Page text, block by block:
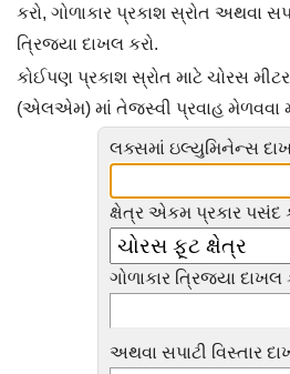
કરો, ગોળાકાર પ્રકાશ સ્રોત અથવા
ત્રિજ્યા દાખલ કરો.
કોઈપણ પ્રકાશ સ્રોત માટે ચોરસ
(એલએમ) માં તેજસ્વી પ્રવાહ મેળવવા
લક્સમાં ઇલ્યુમિનેન્સ
ક્ષેત્ર એકમ પ્રકાર પસંદ
ગોળાકાર ત્રિજ્યા દાખલ
અથવા સપાટી વિસ્તાર